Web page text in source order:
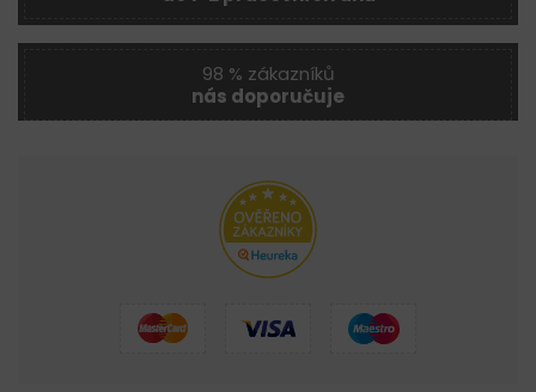
98 % zákazníků
nás doporučuje